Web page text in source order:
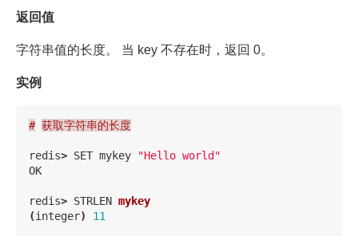
返回值
字符串值的长度。 当 key 不存在时，返回 0。
实例
# 获取字符串的长度
redis> SET mykey
"Hello world"
OK
redis> STRLEN mykey
(integer) 11